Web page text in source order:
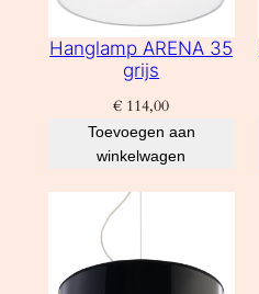
Hanglamp ARENA 35
grijs
€ 114,00
Toevoegen aan
winkelwagen